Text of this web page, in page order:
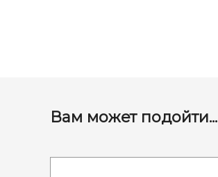
Вам может подойти...